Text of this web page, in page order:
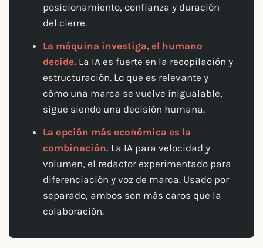
posicionamiento, confianza y duración
del cierre.
La máquina investiga, el humano
decide. La IA es fuerte en la recopilación y
estructuración. Lo que es relevante y
cómo una marca se vuelve inigualable,
sigue siendo una decisión humana.
La opción más económica es la
combinación. La IA para velocidad y
volumen, el redactor experimentado para
diferenciación y voz de marca. Usado por
separado, ambos son más caros que la
colaboración.